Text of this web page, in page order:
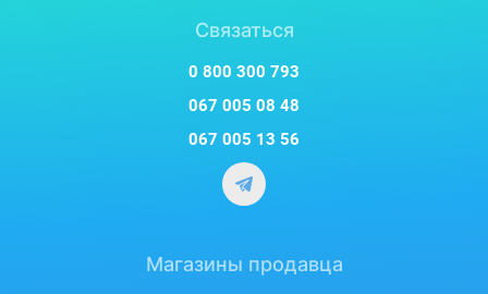
производительность кондиционера в заданном режиме
работы и позволяет быстрее добиться требуемой
температуры. Функционирование в данном режиме не
Связаться
0 800 300 793
067 005 08 48
067 005 13 56
Магазины продавца